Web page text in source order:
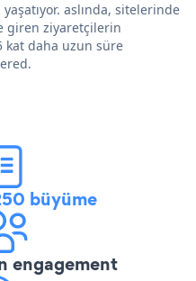
aslında, sitelerinde
giren ziyaretçilerin
daha uzun süre
büyüme
engagement